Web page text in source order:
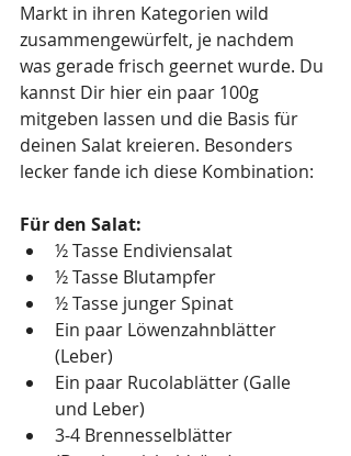
Markt in ihren Kategorien wild
zusammengewürfelt, je nachdem
was gerade frisch geernet wurde. Du
kannst Dir hier ein paar 100g
mitgeben lassen und die Basis für
deinen Salat kreieren. Besonders
lecker fande ich diese Kombination:
Für den Salat:
½ Tasse Endiviensalat
½ Tasse Blutampfer
½ Tasse junger Spinat
Ein paar Löwenzahnblätter
(Leber)
Ein paar Rucolablätter (Galle
und Leber)
3-4 Brennesselblätter